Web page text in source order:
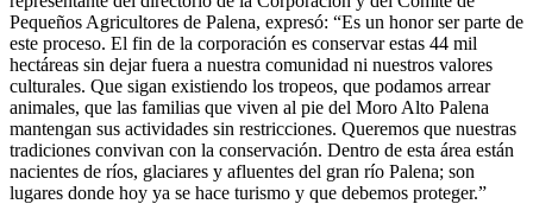
Pequeños Agricultores de Palena, expresó: “Es un honor ser parte de
este proceso. El fin de la corporación es conservar estas 44 mil
hectáreas sin dejar fuera a nuestra comunidad ni nuestros valores
culturales. Que sigan existiendo los tropeos, que podamos arrear
animales, que las familias que viven al pie del Moro Alto Palena
mantengan sus actividades sin restricciones. Queremos que nuestras
tradiciones convivan con la conservación. Dentro de esta área están
nacientes de ríos, glaciares y afluentes del gran río Palena; son
lugares donde hoy ya se hace turismo y que debemos proteger.”